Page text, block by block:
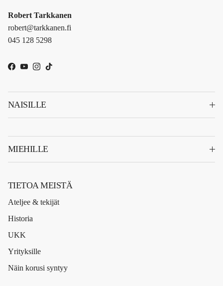
Robert Tarkkanen
robert@tarkkanen.fi
045 128 5298
Facebook
YouTube
Instagram
TikTok
NAISILLE
MIEHILLE
TIETOA MEISTÄ
Ateljee & tekijät
Historia
UKK
Yrityksille
Näin korusi syntyy